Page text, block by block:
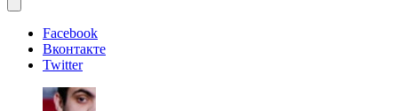
Facebook
Вконтакте
Twitter